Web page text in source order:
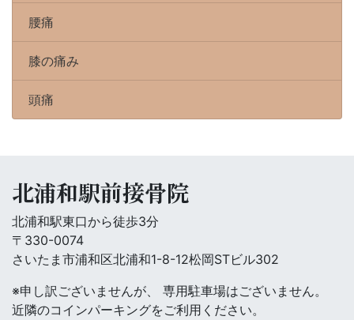
腰痛
膝の痛み
頭痛
北浦和駅前接骨院
北浦和駅東口から徒歩3分
〒330-0074
さいたま市浦和区北浦和1-8-12松岡STビル302
※申し訳ございませんが、 専用駐車場はございません。
近隣のコインパーキングをご利用ください。